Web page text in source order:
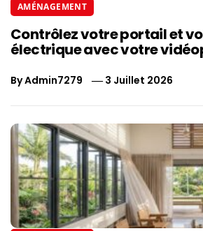
AMÉNAGEMENT
Contrôlez votre portail et
électrique avec votre
ByAdmin7279 3 Juillet 2026